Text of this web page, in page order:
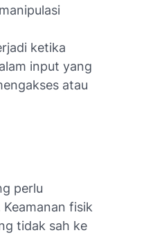
ketika
input yang
atau
perlu
fisik
tidak sah ke